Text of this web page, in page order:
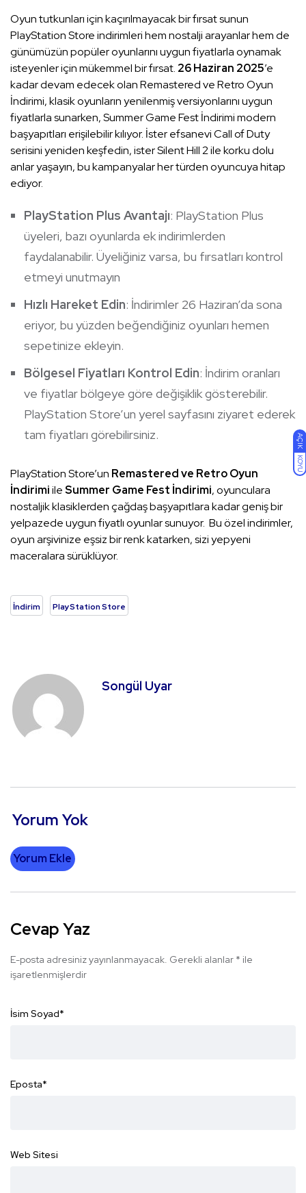
AÇIK
KOYU
Oyun tutkunları için kaçırılmayacak bir fırsat sunun
PlayStation Store indirimleri hem nostalji arayanlar hem de
günümüzün popüler oyunlarını uygun fiyatlarla oynamak
isteyenler için mükemmel bir fırsat. 26 Haziran 2025’e
kadar devam edecek olan Remastered ve Retro Oyun
İndirimi, klasik oyunların yenilenmiş versiyonlarını uygun
fiyatlarla sunarken, Summer Game Fest İndirimi modern
başyapıtları erişilebilir kılıyor. İster efsanevi Call of Duty
serisini yeniden keşfedin, ister Silent Hill 2 ile korku dolu
anlar yaşayın, bu kampanyalar her türden oyuncuya hitap
ediyor.
PlayStation Plus Avantajı: PlayStation Plus
üyeleri, bazı oyunlarda ek indirimlerden
faydalanabilir. Üyeliğiniz varsa, bu fırsatları kontrol
etmeyi unutmayın
Hızlı Hareket Edin: İndirimler 26 Haziran’da sona
eriyor, bu yüzden beğendiğiniz oyunları hemen
sepetinize ekleyin.
Bölgesel Fiyatları Kontrol Edin: İndirim oranları
ve fiyatlar bölgeye göre değişiklik gösterebilir.
PlayStation Store’un yerel sayfasını ziyaret ederek
tam fiyatları görebilirsiniz.
PlayStation Store’un Remastered ve Retro Oyun
İndirimiileSummer Game Fest İndirimi, oyunculara
nostaljik klasiklerden çağdaş başyapıtlara kadar geniş bir
yelpazede uygun fiyatlı oyunlar sunuyor. Bu özel indirimler,
oyun arşivinize eşsiz bir renk katarken, sizi yepyeni
maceralara sürüklüyor.
İndirim PlayStation Store
Songül Uyar
Yorum Yok
Yorum Ekle
Cevap Yaz
E-posta adresiniz yayınlanmayacak. Gerekli alanlar * ile
işaretlenmişlerdir
İsim Soyad*
Eposta*
Web Sitesi